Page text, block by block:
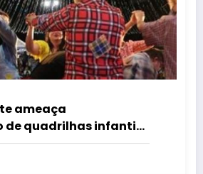
ameaça
de quadrilhas infantis